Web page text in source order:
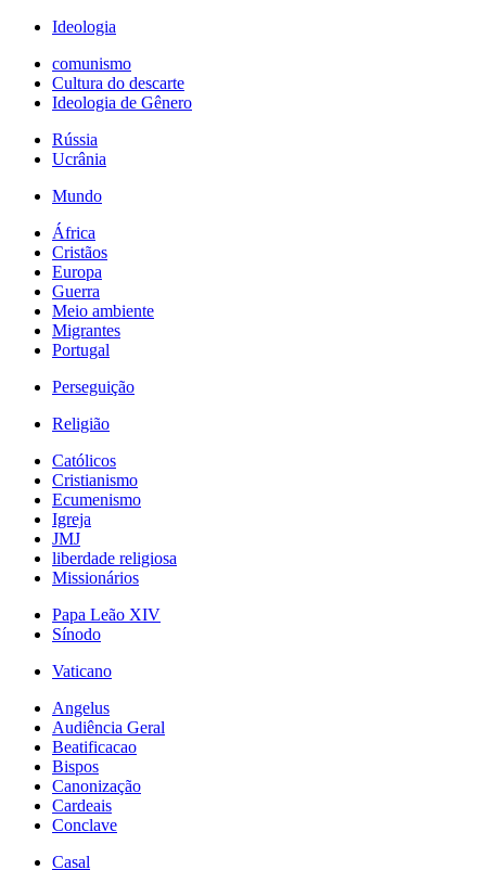
Ideologia
comunismo
Cultura do descarte
Ideologia de Gênero
Rússia
Ucrânia
Mundo
África
Cristãos
Europa
Guerra
Meio ambiente
Migrantes
Portugal
Perseguição
Religião
Católicos
Cristianismo
Ecumenismo
Igreja
JMJ
liberdade religiosa
Missionários
Papa Leão XIV
Sínodo
Vaticano
Angelus
Audiência Geral
Beatificacao
Bispos
Canonização
Cardeais
Conclave
Casal